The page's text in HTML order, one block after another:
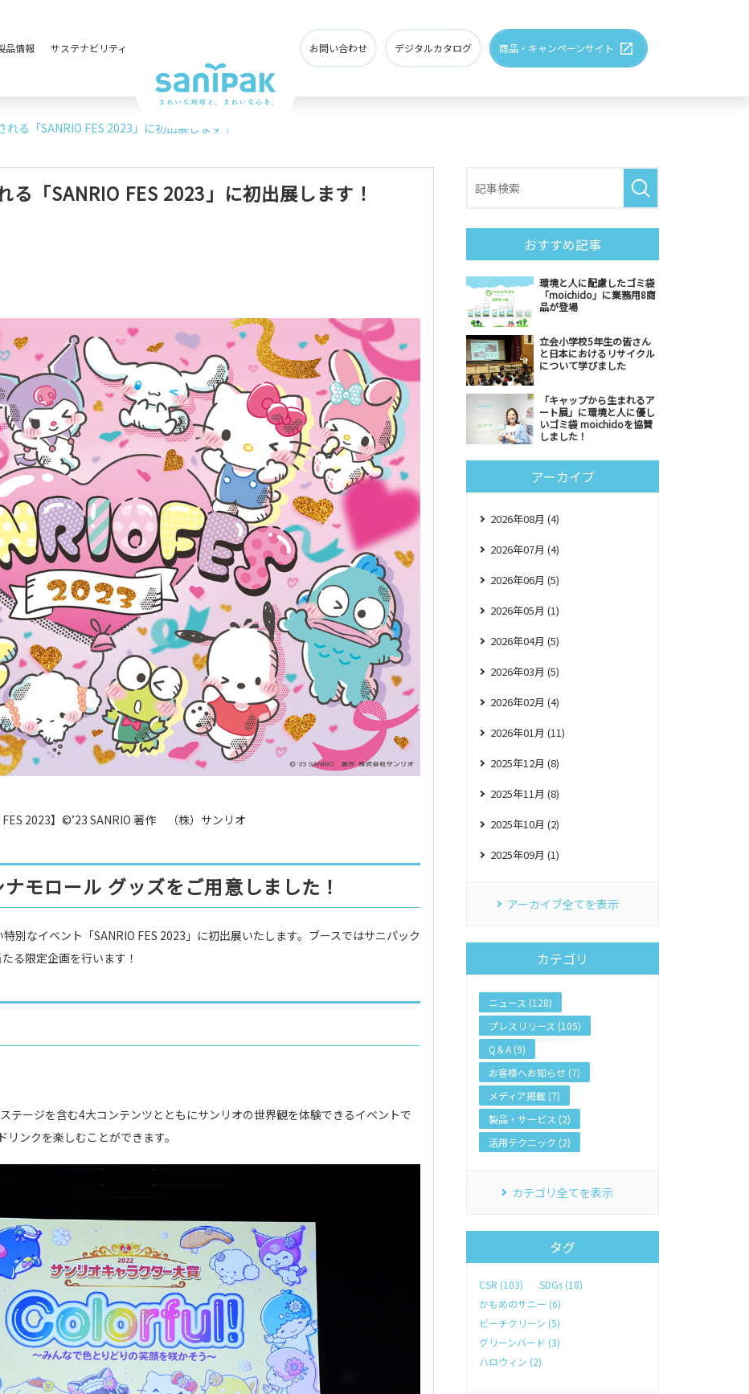
品情報 サステナビリティ
環境へ配慮した製品
お問い合わせ デジタルカタログ 商品・キャンペーンサイト
る「SANRIO FES 2023」に初出展します！
「SANRIO FES 2023」に初出展します！
FES 2023】©️’23 SANRIO 著作 （株）サンリオ
モロール グッズをご用意しました！
別なイベント「SANRIO FES 2023」に初出展いたします。ブースではサニパック
る限定企画を行います！
テージを含む4大コンテンツとともにサンリオの世界観を体験できるイベントで
ンクを楽しむことができます。
おすすめ記事
環境と人に配慮したゴミ袋
「moichido」に業務用8商
品が登場
立会小学校5年生の皆さん
と日本におけるリサイクル
について学びました
「キャップから生まれるア
ート展」に環境と人に優し
いゴミ袋 moichidoを協賛
しました！
アーカイブ
2026年08月 (4)
2026年07月 (4)
2026年06月 (5)
2026年05月 (1)
2026年04月 (5)
2026年03月 (5)
2026年02月 (4)
2026年01月 (11)
2025年12月 (8)
2025年11月 (8)
2025年10月 (2)
2025年09月 (1)
アーカイブ全てを表示
カテゴリ
ニュース (128)
プレスリリース (105)
Q＆A (9)
お客様へお知らせ (7)
メディア掲載 (7)
製品・サービス (2)
活用テクニック (2)
カテゴリ全てを表示
タグ
CSR (103)
SDGs (18)
かもめのサニー (6)
ビーチクリーン (5)
グリーンバード (3)
ハロウィン (2)